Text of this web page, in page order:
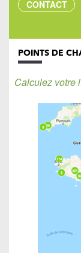
CONTACT
POINTS DE
Calculez votre